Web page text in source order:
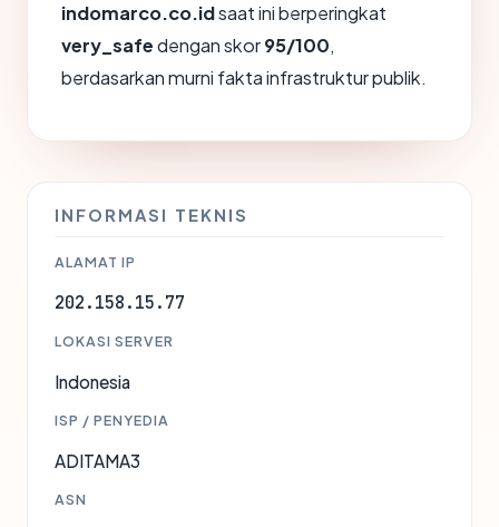
indomarco.co.idsaat ini berperingkat
very_safedengan skor95/100,
berdasarkan murni fakta infrastruktur publik.
INFORMASI TEKNIS
ALAMAT IP
202.158.15.77
LOKASI SERVER
Indonesia
ISP / PENYEDIA
ADITAMA3
ASN